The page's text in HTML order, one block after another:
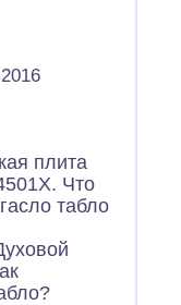
плита
Что
табло